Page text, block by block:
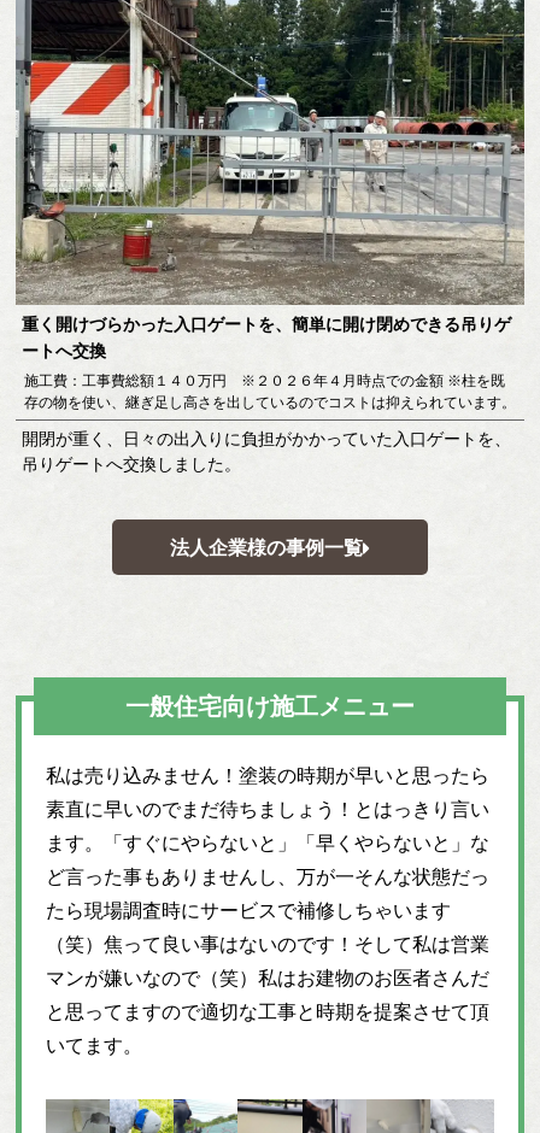
重く開けづらかった入口ゲートを、簡単に開け閉めできる吊りゲ
ートへ交換
施工費：工事費総額１４０万円 ※２０２６年４月時点での金額 ※柱を既
存の物を使い、継ぎ足し高さを出しているのでコストは抑えられています。
開閉が重く、日々の出入りに負担がかかっていた入口ゲートを、
吊りゲートへ交換しました。
法人企業様の事例一覧
一般住宅向け施工メニュー
私は売り込みません！塗装の時期が早いと思ったら
素直に早いのでまだ待ちましょう！とはっきり言い
ます。「すぐにやらないと」「早くやらないと」な
ど言った事もありませんし、万が一そんな状態だっ
たら現場調査時にサービスで補修しちゃいます
（笑）焦って良い事はないのです！そして私は営業
マンが嫌いなので（笑）私はお建物のお医者さんだ
と思ってますので適切な工事と時期を提案させて頂
いてます。